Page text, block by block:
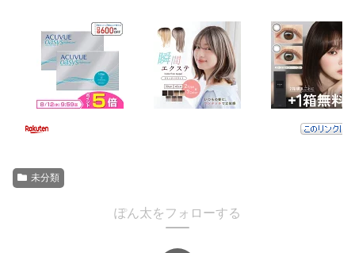
未分類
ぽん太をフォローする